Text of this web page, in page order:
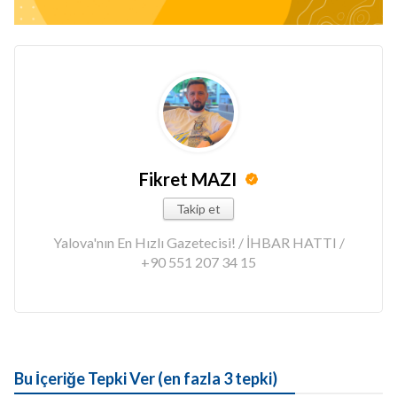
Fikret MAZI
Takip et
Yalova'nın En Hızlı Gazetecisi! / İHBAR HATTI /
+90 551 207 34 15
Bu İçeriğe Tepki Ver (en fazla 3 tepki)